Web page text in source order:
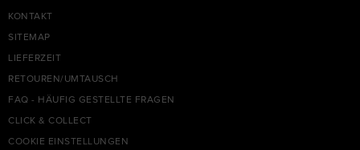
KONTAKT
SITEMAP
LIEFERZEIT
RETOUREN/UMTAUSCH
FAQ - HÄUFIG GESTELLTE FRAGEN
CLICK & COLLECT
COOKIE EINSTELLUNGEN